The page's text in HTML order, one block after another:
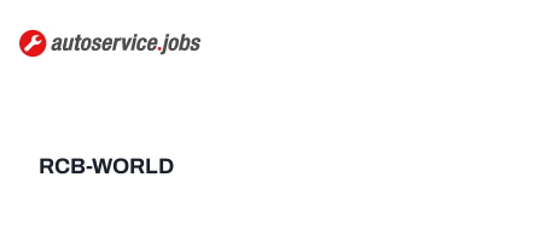
RCB-WORLD